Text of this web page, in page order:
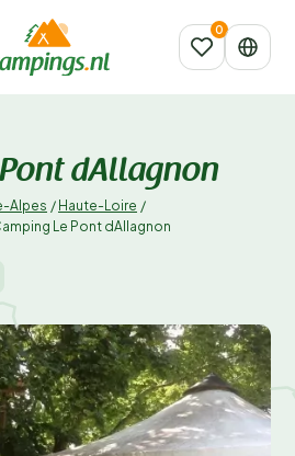
dAllagnon
Alpes / Haute-Loire /
Le Pont dAllagnon